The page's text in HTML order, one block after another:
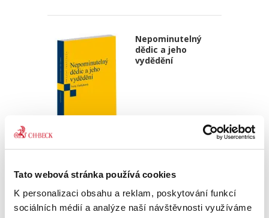
Tato webová stránka používá cookies
K personalizaci obsahu a reklam, poskytování funkcí
sociálních médií a analýze naší návštěvnosti využíváme
Nepominutelný
dědic a jeho
vydědění
Iveta Vankátová
340,00 Kč
Nová monografie se věnuje problematice
nepominutelného dědice, jeho vydědění a